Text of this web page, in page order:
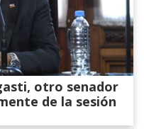
otro senador
de la sesión